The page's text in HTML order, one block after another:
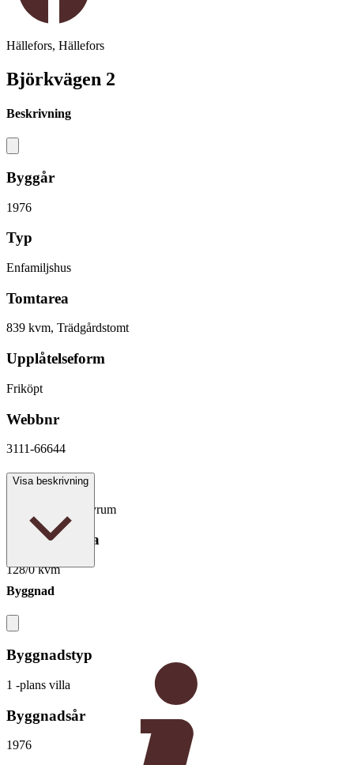
Hällefors, Hällefors
Björkvägen 2
Beskrivning
Byggår
1976
Typ
Enfamiljshus
Tomtarea
839 kvm, Trädgårdstomt
Upplåtelseform
Friköpt
Webbnr
3111-66644
Antal rum
4 rum varav 2 sovrum
Boarea/Biarea
128/0 kvm
Visa beskrivning
Byggnad
Byggnadstyp
1 -plans villa
Byggnadsår
1976